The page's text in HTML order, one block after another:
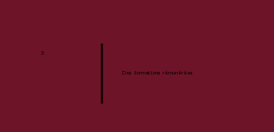
3
Des formations rémunérées